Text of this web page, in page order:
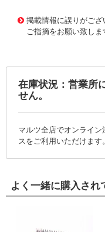
掲載情報に誤りがご
ご指摘をお願い致しま
在庫状況：営業所
せん。
マルツ全店でオンライ
スをご利用いただけます。
よく一緒に購入され